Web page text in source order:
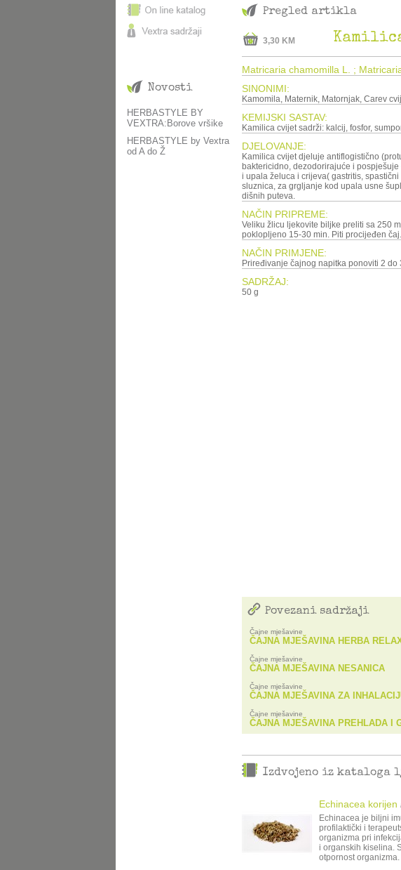
Novosti
HERBASTYLE BY
VEXTRA:Borove vršike
HERBASTYLE by Vextra
od A do Ž
Pregled artikla
3,30 KM
Matricaria chamomilla L. ;
SINONIMI:
Kamomila, Maternik, Matornjak, Carev
KEMIJSKI SASTAV:
Kamilica cvijet sadrži: kalcij, fosfor,
DJELOVANJE:
Kamilica cvijet djeluje antiflogistično
baktericidno, dezodorirajuće i
i upala želuca i crijeva( gastritis,
sluznica, za grgljanje kod upala usne
dišnih puteva.
NAČIN PRIPREME:
Veliku žlicu ljekovite biljke preliti sa 250
poklopljeno 15-30 min. Piti procijeđen čaj.
NAČIN PRIMJENE:
Priređivanje čajnog napitka ponoviti 2
SADRŽAJ:
50 g
Povezani sadržaji
Čajne mješavine
ČAJNA MJEŠAVINA HERBA
Čajne mješavine
ČAJNA MJEŠAVINA NESANICA
Čajne mješavine
ČAJNA MJEŠAVINA ZA
Čajne mješavine
ČAJNA MJEŠAVINA PREHLADA I
Izdvojeno iz kataloga
Echinacea korijen
Echinacea je biljni
profilaktički i
organizma pri
i organskih kiselina.
otpornost